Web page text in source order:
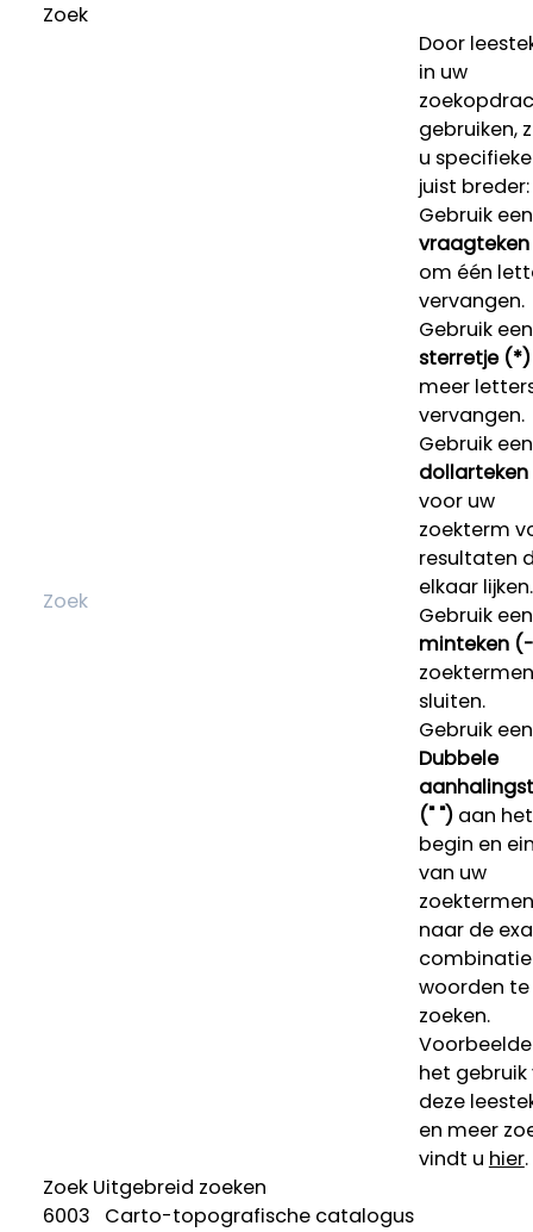
Zoek
Door
in uw
gebruiken,
u
juist breder:
Gebruik een
om één
vervangen.
Gebruik een
sterretje (*)
meer
vervangen.
Gebruik een
voor uw
zoekterm
resultaten
elkaar lijken.
Gebruik een
minteken
sluiten.
Gebruik een
Dubbele
(" ")aan het
begin en
van uw
naar de
woorden te
zoeken.
het gebruik
deze
en meer
vindt u hier.
Zoek Uitgebreid zoeken
6003 Carto-topografische catalogus